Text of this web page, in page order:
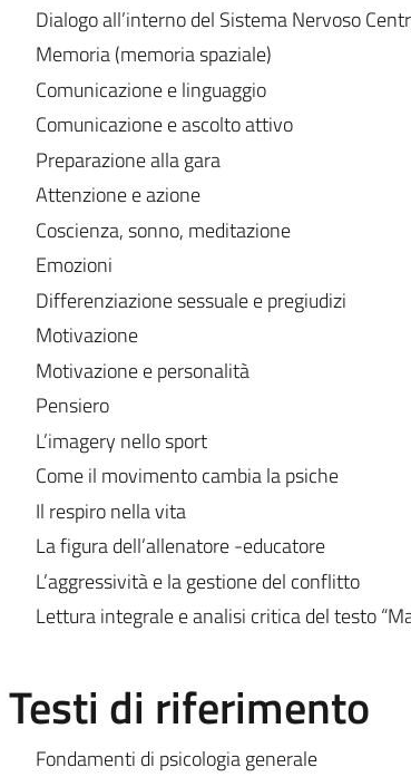
Dialogo all’interno del Sistema Nervoso
Memoria (memoria spaziale)
Comunicazione e linguaggio
Comunicazione e ascolto attivo
Preparazione alla gara
Attenzione e azione
Coscienza, sonno, meditazione
Emozioni
Differenziazione sessuale e pregiudizi
Motivazione
Motivazione e personalità
Pensiero
L’imagery nello sport
Come il movimento cambia la psiche
Il respiro nella vita
La figura dell’allenatore -educatore
L’aggressività e la gestione del conflitto
Lettura integrale e analisi critica del testo
Testi di riferimento
Fondamenti di psicologia generale